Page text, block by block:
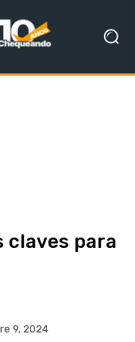
claves para
9, 2024